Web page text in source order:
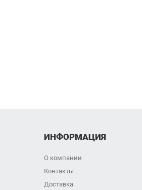
ИНФОРМАЦИЯ
О компании
Контакты
Доставка